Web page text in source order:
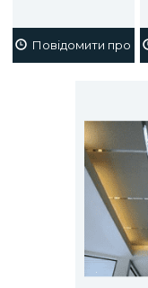
Повідомити про